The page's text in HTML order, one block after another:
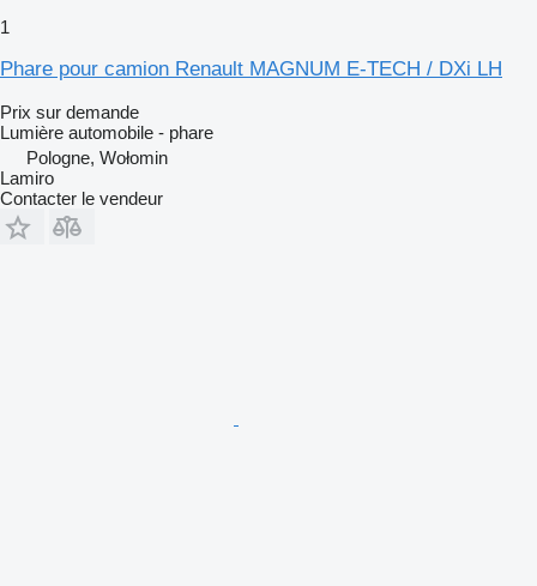
1
Phare pour camion Renault MAGNUM E-TECH / DXi LH
Prix sur demande
Lumière automobile - phare
Pologne, Wołomin
Lamiro
Contacter le vendeur